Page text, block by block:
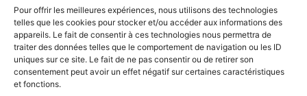
Pour offrir les meilleures expériences, nous utilisons des technologies
telles que les cookies pour stocker et/ou accéder aux informations des
appareils. Le fait de consentir à ces technologies nous permettra de
traiter des données telles que le comportement de navigation ou les ID
uniques sur ce site. Le fait de ne pas consentir ou de retirer son
consentement peut avoir un effet négatif sur certaines caractéristiques
et fonctions.